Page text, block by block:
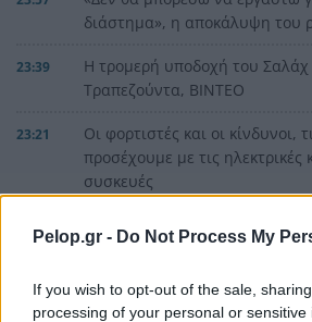
Pelop.gr - Do Not Process My
If you wish to opt-out of the sale,
processing of your personal or
διάστημα», η αποκάλυψη του
23:39
Η τρομερή υποδοχή του Σαλάχ
Τραπεζούντα, ΒΙΝΤΕΟ
23:21
Οι φορτιστές και οι κίνδυνοι,
προσέχουμε με τις ηλεκτρικές
συσκευές
23:02
συμμετοχή στην τραγωδία
22:56 Ο ΠΑΟΚ τα έκανε θάλασσα και